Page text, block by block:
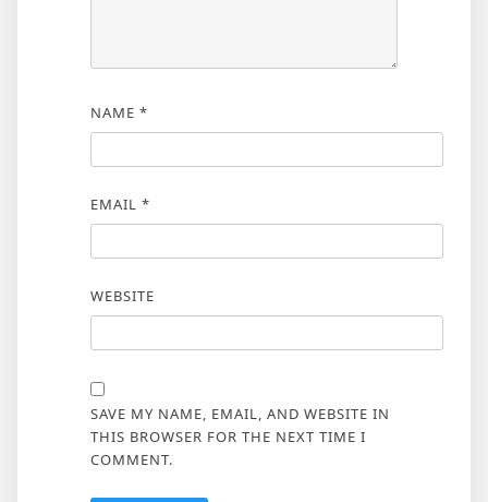
NAME *
EMAIL *
WEBSITE
SAVE MY NAME, EMAIL, AND WEBSITE IN
THIS BROWSER FOR THE NEXT TIME I
COMMENT.